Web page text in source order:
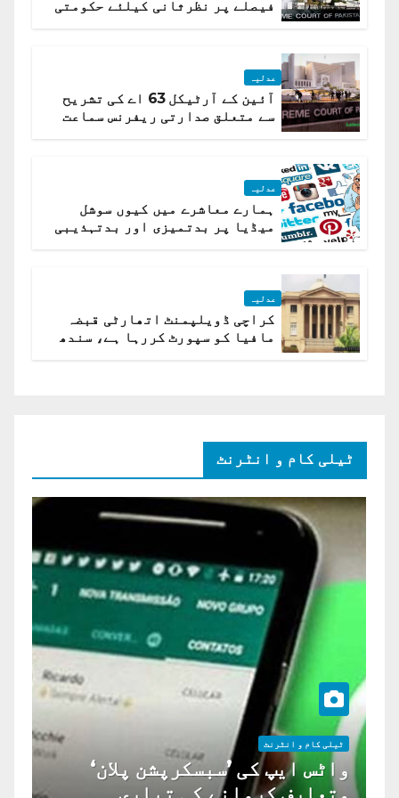
فیصلے پر نظرثانی کیلئے حکومتی
عدلیہ
آئین کے آرٹیکل 63 اے کی تشریح
سے متعلق صدارتی ریفرنس سماعت
عدلیہ
ہمارے معاشرے میں کیوں سوشل
میڈیا پر بدتمیزی اور بدتہذیبی
عدلیہ
کراچی ڈویلپمنٹ اتھارٹی قبضہ
مافیا کو سپورٹ کررہا ہے، سندھ
ٹیلی کام و انٹرنٹ
ٹیلی کام و انٹرنٹ
واٹس ایپ کی ’سبسکرپشن پلان‘